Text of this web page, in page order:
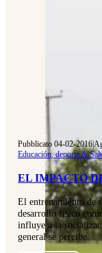
Pubblicato 04-02-2016|
Educación, deporte &
EL IMPACTO
El entrenamiento de
desarrollo físico
influye a la
general se percibe…